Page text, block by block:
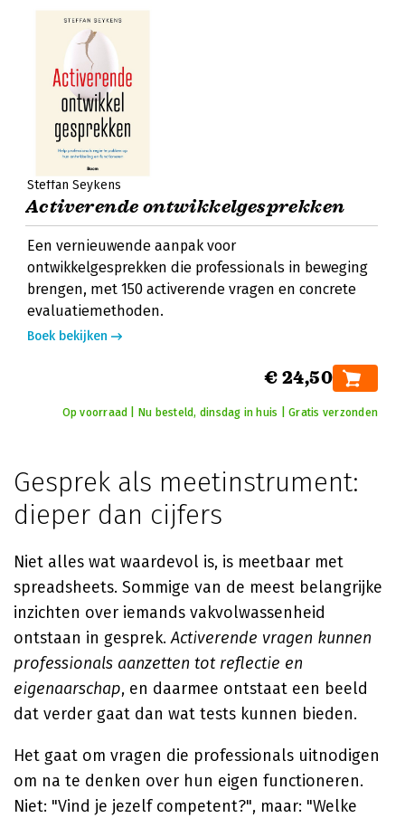
Steffan Seykens
Activerende ontwikkelgesprekken
Een vernieuwende aanpak voor
ontwikkelgesprekken die professionals in beweging
brengen, met 150 activerende vragen en concrete
evaluatiemethoden.
Boek bekijken
€ 24,50
Op voorraad | Nu besteld, dinsdag in huis | Gratis verzonden
Gesprek als meetinstrument:
dieper dan cijfers
Niet alles wat waardevol is, is meetbaar met
spreadsheets. Sommige van de meest belangrijke
inzichten over iemands vakvolwassenheid
ontstaan in gesprek.Activerende vragen kunnen
professionals aanzetten tot reflectie en
eigenaarschap, en daarmee ontstaat een beeld
dat verder gaat dan wat tests kunnen bieden.
Het gaat om vragen die professionals uitnodigen
om na te denken over hun eigen functioneren.
Niet: "Vind je jezelf competent?", maar: "Welke